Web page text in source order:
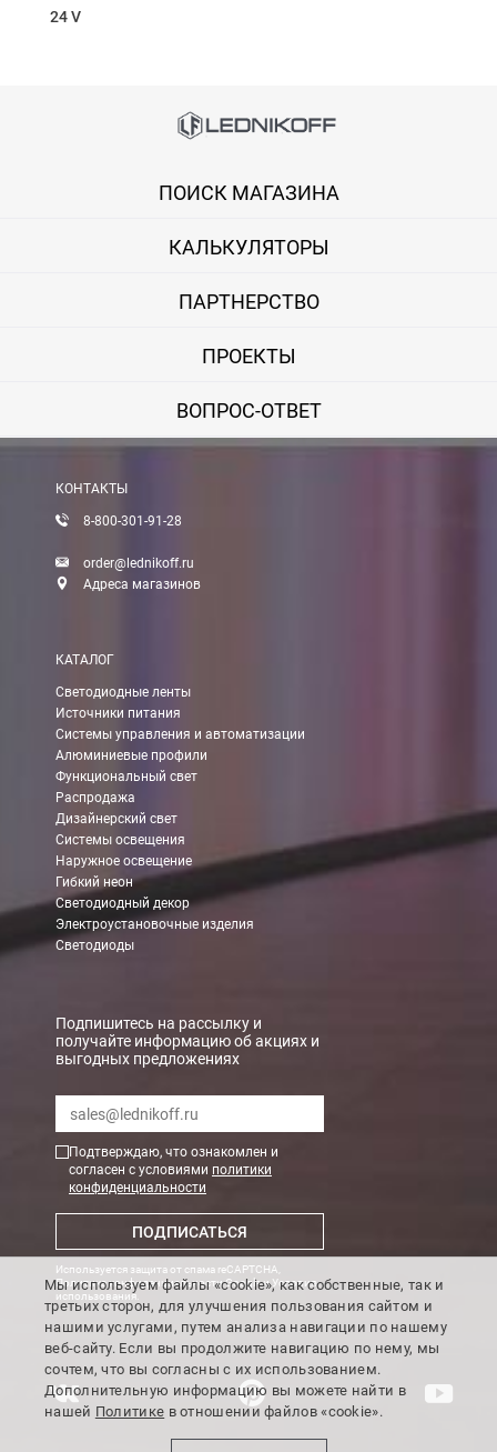
24 V
Вы можете оплатить покупку на сайте банковской картой
Оплата при получении
Вы можете оплатить заказ непосредственно при получении
Вы можете оплатить заказ по выставленному счету в любом
Доставка:
Вы можете самостоятельно забрать заказ в одном из наших
В Москве (внутри МКАД)
БЕСПЛАТНАЯ доставка при сумме заказа от 7000 руб.
При заказе менее 7000 руб. стоимость доставки 750 руб.
В Москве и МО (за МКАД)
При заказе от 7000 руб. стоимость доставки равна 30 руб.
При заказе менее 7000 руб. стоимость доставки 750 руб. +
БЕСПЛАТНАЯ доставка при сумме заказа от 7000 руб.
При заказе менее 7000 руб. стоимость доставки
Boxberry
Мы можем доставить ваши заказы сервисом компании
Транспортные компании
Мы можем отправить ваш заказ транспортной компанией в
Доставка до ТК от 7000 руб. БЕСПЛАТНО.
При заказе менее 7000 руб. стоимость доставки до ТК 750 руб.
Стоимость доставки ТК до Вашего пункта назначения Вы
Подробнее обоплате и доставке
ПОИСК МАГАЗИНА
КАЛЬКУЛЯТОРЫ
ПАРТНЕРСТВО
ПРОЕКТЫ
ВОПРОС-ОТВЕТ
КОНТАКТЫ
8-800-301-91-28
order@lednikoff.ru
Адреса магазинов
КАТАЛОГ
Светодиодные ленты
Источники питания
Системы управления и автоматизации
Алюминиевые профили
Функциональный свет
Распродажа
Дизайнерский свет
Системы освещения
Наружное освещение
Гибкий неон
Светодиодный декор
Электроустановочные изделия
Светодиоды
Подпишитесь на рассылку и
получайте информацию об акциях и
выгодных предложениях
Подтверждаю, что ознакомлен и
согласен с условиями политики
конфиденциальности
ПОДПИСАТЬСЯ
Используется защита от спама reCAPTCHA,
Политика конфиденциальности GoogleиУсловия
использования
Мы используем файлы «cookie», как собственные, так и
третьих сторон, для улучшения пользования сайтом и
нашими услугами, путем анализа навигации по нашему
веб-сайту. Если вы продолжите навигацию по нему, мы
сочтем, что вы согласны с их использованием.
Дополнительную информацию вы можете найти в
нашей Политике в отношении файлов «cookie».